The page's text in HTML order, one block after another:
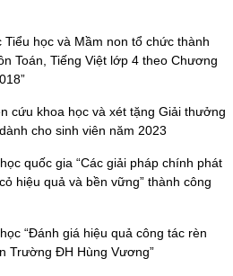
Tiểu học và Mầm non tổ chức thành
Toán, Tiếng Việt lớp 4 theo Chương
cứu khoa học và xét tặng Giải thưởng
cho sinh viên năm 2023
quốc gia “Các giải pháp chính phát
hiệu quả và bền vững” thành công
“Đánh giá hiệu quả công tác rèn
Trường ĐH Hùng Vương”